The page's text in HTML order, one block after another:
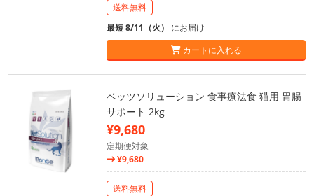
送料無料
最短 8/11（火） にお届け
カートに入れる
ベッツソリューション 食事療法食 猫用 胃腸
サポート 2kg
¥9,680
定期便対象
¥9,680
送料無料